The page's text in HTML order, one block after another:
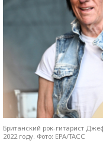
Британский рок-гитарист
2022 году. Фото: EPA/ТАСС